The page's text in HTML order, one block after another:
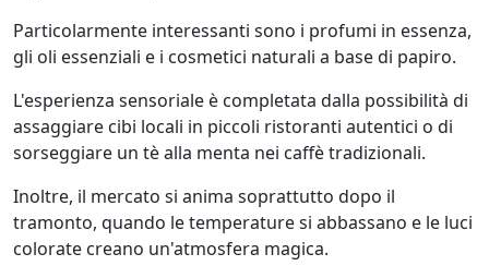
Particolarmente interessanti sono i profumi in essenza,
gli oli essenziali e i cosmetici naturali a base di papiro.
L'esperienza sensoriale è completata dalla possibilità di
assaggiare cibi locali in piccoli ristoranti autentici o di
sorseggiare un tè alla menta nei caffè tradizionali.
Inoltre, il mercato si anima soprattutto dopo il
tramonto, quando le temperature si abbassano e le luci
colorate creano un'atmosfera magica.